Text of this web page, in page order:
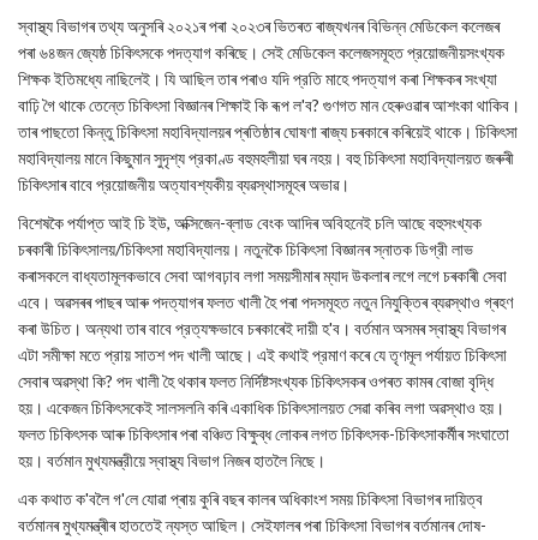
স্বাস্থ্য বিভাগৰ তথ্য অনুসৰি ২০২১ৰ পৰা ২০২৩ৰ ভিতৰত ৰাজ্যখনৰ বিভিন্ন মেডিকেল কলেজৰ
পৰা ৬৪জন জ্যেষ্ঠ চিকিৎসকে পদত্যাগ কৰিছে। সেই মেডিকেল কলেজসমূহত প্রয়োজনীয়সংখ্যক
শিক্ষক ইতিমধ্যে নাছিলেই। যি আছিল তাৰ পৰাও যদি প্রতি মাহে পদত্যাগ কৰা শিক্ষকৰ সংখ্যা
বাঢ়ি গৈ থাকে তেন্তে চিকিৎসা বিজ্ঞানৰ শিক্ষাই কি ৰূপ ল'ব? গুণগত মান হেৰুওৱাৰ আশংকা থাকিব।
তাৰ পাছতো কিন্তু চিকিৎসা মহাবিদ্যালয়ৰ প্ৰতিষ্ঠাৰ ঘোষণা ৰাজ্য চৰকাৰে কৰিয়েই থাকে। চিকিৎসা
মহাবিদ্যালয় মানে কিছুমান সুদৃশ্য প্রকাণ্ড বহুমহলীয়া ঘৰ নহয়। বহু চিকিৎসা মহাবিদ্যালয়ত জৰুৰী
চিকিৎসাৰ বাবে প্রয়োজনীয় অত্যাবশ্যকীয় ব্যৱস্থাসমূহৰ অভাৱ।
বিশেষকৈ পর্যাপ্ত আই চি ইউ, অক্সিজেন-ব্লাড বেংক আদিৰ অবিহনেই চলি আছে বহুসংখ্যক
চৰকাৰী চিকিৎসালয়/চিকিৎসা মহাবিদ্যালয়। নতুনকৈ চিকিৎসা বিজ্ঞানৰ স্নাতক ডিগ্রী লাভ
কৰাসকলে বাধ্যতামূলকভাবে সেবা আগবঢ়াব লগা সময়সীমাৰ ম্যাদ উকলাৰ লগে লগে চৰকাৰী সেবা
এবে। অৱসৰৰ পাছৰ আৰু পদত্যাগৰ ফলত খালী হৈ পৰা পদসমূহত নতুন নিযুক্তিৰ ব্যৱস্থাও গ্ৰহণ
কৰা উচিত। অন্যথা তাৰ বাবে প্রত্যক্ষভাবে চৰকাৰেই দায়ী হ'ব। বৰ্তমান অসমৰ স্বাস্থ্য বিভাগৰ
এটা সমীক্ষা মতে প্রায় সাতশ পদ খালী আছে। এই কথাই প্রমাণ কৰে যে তৃণমূল পর্যায়ত চিকিৎসা
সেবাৰ অৱস্থা কি? পদ খালী হৈ থকাৰ ফলত নির্দিষ্টসংখ্যক চিকিৎসকৰ ওপৰত কামৰ বোজা বৃদ্ধি
হয়। একেজন চিকিৎসকেই সালসলনি কৰি একাধিক চিকিৎসালয়ত সেৱা কৰিব লগা অৱস্থাও হয়।
ফলত চিকিৎসক আৰু চিকিৎসাৰ পৰা বঞ্চিত বিক্ষুব্ধ লোকৰ লগত চিকিৎসক-চিকিৎসাকর্মীৰ সংঘাতো
হয়। বর্তমান মুখ্যমন্ত্রীয়ে স্বাস্থ্য বিভাগ নিজৰ হাতলৈ নিছে।
এক কথাত ক'বলৈ গ'লে যোৱা প্ৰায় কুৰি বছৰ কালৰ অধিকাংশ সময় চিকিৎসা বিভাগৰ দায়িত্ব
বৰ্তমানৰ মুখ্যমন্ত্ৰীৰ হাততেই ন্যস্ত আছিল। সেইফালৰ পৰা চিকিৎসা বিভাগৰ বৰ্তমানৰ দোষ-